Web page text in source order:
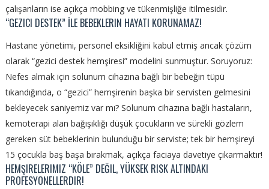
çalışanların ise açıkça mobbing ve tükenmişliğe itilmesidir.
“GEZICI DESTEK” İLE BEBEKLERIN HAYATI KORUNAMAZ!
Hastane yönetimi, personel eksikliğini kabul etmiş ancak çözüm
olarak “gezici destek hemşiresi” modelini sunmuştur. Soruyoruz:
Nefes almak için solunum cihazına bağlı bir bebeğin tüpü
tıkandığında, o “gezici” hemşirenin başka bir servisten gelmesini
bekleyecek saniyemiz var mı? Solunum cihazına bağlı hastaların,
kemoterapi alan bağışıklığı düşük çocukların ve sürekli gözlem
gereken süt bebeklerinin bulunduğu bir serviste;tek bir hemşireyi
15 çocukla baş başa bırakmak, açıkça faciaya davetiye çıkarmaktır!
HEMŞIRELERIMIZ “KÖLE” DEĞIL, YÜKSEK RISK ALTINDAKI
PROFESYONELLERDIR!